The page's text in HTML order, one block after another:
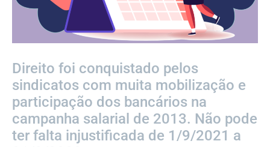
Direito foi conquistado pelos
sindicatos com muita mobilização e
participação dos bancários na
campanha salarial de 2013. Não pode
ter falta injustificada de 1/9/2021 a